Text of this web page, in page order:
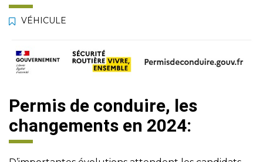
VÉHICULE
Permis de conduire, les
changements en 2024: